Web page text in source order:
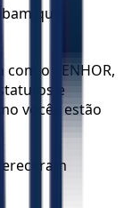
que o
o SENHOR,
e
vocês estão